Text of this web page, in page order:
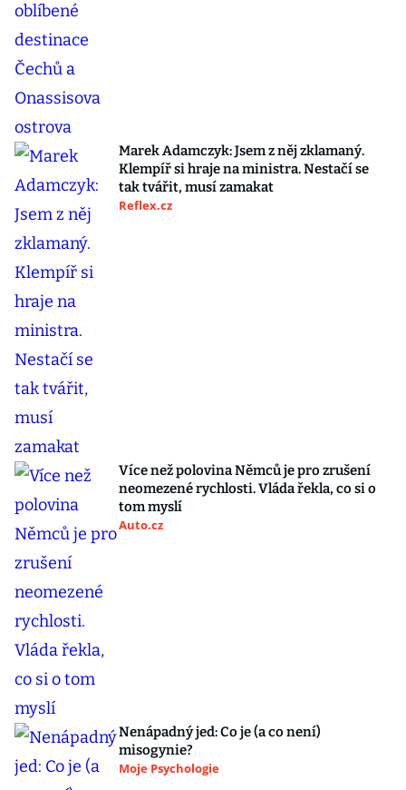
Marek Adamczyk: Jsem z něj zklamaný.
Klempíř si hraje na ministra. Nestačí se
tak tvářit, musí zamakat
Reflex.cz
Více než polovina Němců je pro zrušení
neomezené rychlosti. Vláda řekla, co si o
tom myslí
Auto.cz
Nenápadný jed: Co je (a co není)
misogynie?
Moje Psychologie